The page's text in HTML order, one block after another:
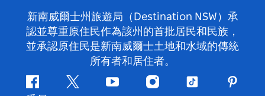
新南威爾士州旅遊局（Destination NSW）承
認並尊重原住民作為該州的首批居民和民族，
並承認原住民是新南威爾士土地和水域的傳統
所有者和居住者。
Facebook嘰
Youtube Instagram
抖